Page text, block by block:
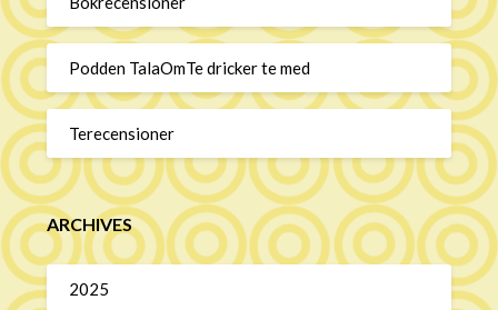
Podden TalaOmTe dricker te med
Terecensioner
ARCHIVES
2025